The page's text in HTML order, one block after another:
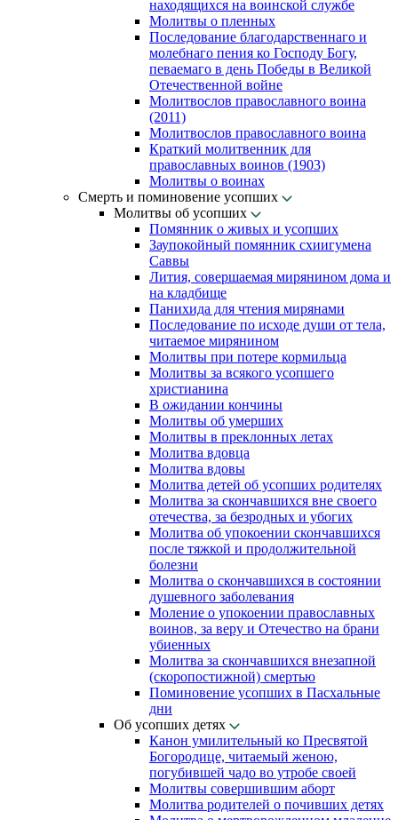
находящихся на воинской службе
Молитвы о пленных
Последование благодарственнаго и
молебнаго пения ко Господу Богу,
певаемаго в день Победы в Великой
Отечественной войне
Молитвослов православного воина
(2011)
Молитвослов православного воина
Краткий молитвенник для
православных воинов (1903)
Молитвы о воинах
Смерть и поминовение усопших
Молитвы об усопших
Помянник о живых и усопших
Заупокойный помянник схиигумена
Саввы
Лития, совершаемая мирянином дома и
на кладбище
Панихида для чтения мирянами
Последование по исходе души от тела,
читаемое мирянином
Молитвы при потере кормильца
Молитвы за всякого усопшего
христианина
В ожидании кончины
Молитвы об умерших
Молитвы в преклонных летах
Молитва вдовца
Молитва вдовы
Молитва детей об усопших родителях
Молитва за скончавшихся вне своего
отечества, за безродных и убогих
Молитва об упокоении скончавшихся
после тяжкой и продолжительной
болезни
Молитва о скончавшихся в состоянии
душевного заболевания
Моление о упокоении православных
воинов, за веру и Отечество на брани
убиенных
Молитва за скончавшихся внезапной
(скоропостижной) смертью
Поминовение усопших в Пасхальные
дни
Об усопших детях
Канон умилительный ко Пресвятой
Богородице, читаемый женою,
погубившей чадо во утробе своей
Молитвы совершившим аборт
Молитва родителей о почивших детях